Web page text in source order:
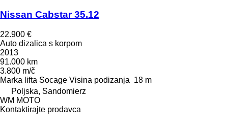
Nissan Cabstar 35.12
22.900 €
Auto dizalica s korpom
2013
91.000 km
3.800 m/č
Marka lifta Socage Visina podizanja 18 m
Poljska, Sandomierz
WM MOTO
Kontaktirajte prodavca